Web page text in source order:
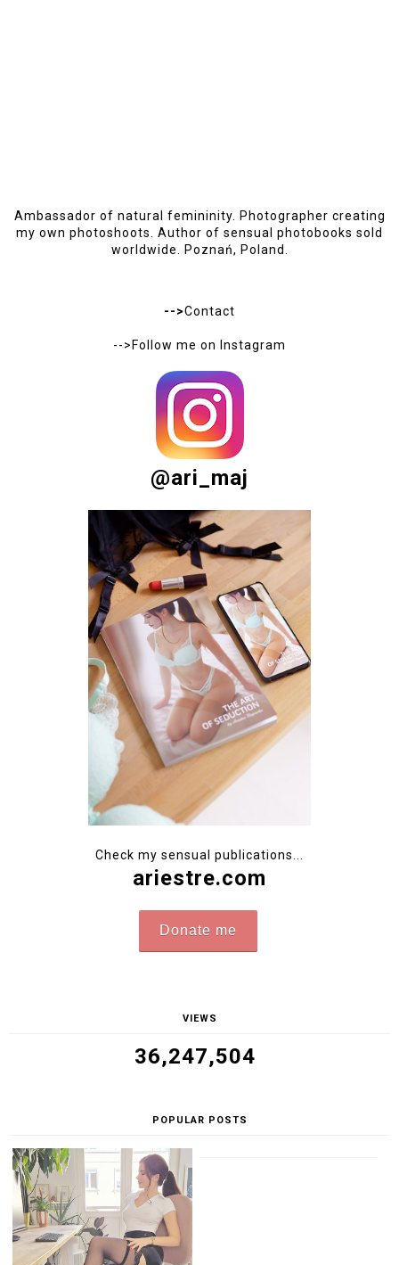
Ambassador of natural femininity. Photographer creating
my own photoshoots. Author of sensual photobooks sold
worldwide. Poznań, Poland.
-->Contact
-->Follow me on Instagram
@ari_maj
Check my sensual publications...
ariestre.com
Donate me
VIEWS
36,247,504
POPULAR POSTS